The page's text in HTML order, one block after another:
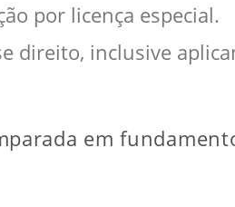
por licença especial.
direito, inclusive
em